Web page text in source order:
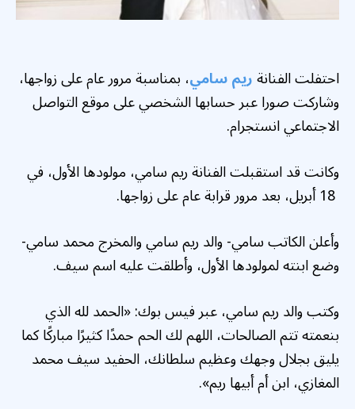
احتفلت الفنانةريم سامي، بمناسبة مرور عام على زواجها،
وشاركت صورا عبر حسابها الشخصي على موقع التواصل
الاجتماعي انستجرام.
وكانت قد استقبلت الفنانة ريم سامي، مولودها الأول، في
وأعلن الكاتب سامي- والد ريم سامي والمخرج محمد سامي-
وضع ابنته لمولودها الأول، وأطلقت عليه اسم سيف.
وكتب والد ريم سامي، عبر فيس بوك: «الحمد لله الذي
بنعمته تتم الصالحات، اللهم لك الحم حمدًا كثيرًا مباركًا كما
يليق بجلال وجهك وعظيم سلطانك، الحفيد سيف محمد
المغازي، ابن أم أبيها ريم».